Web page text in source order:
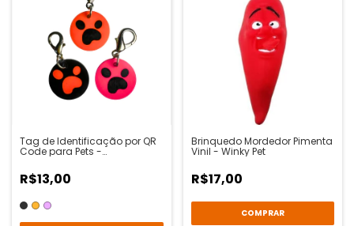
Tag de Identificação por QR
Code para Pets -
R$13,00
Brinquedo Mordedor Pimenta
Vinil - Winky Pet
R$17,00